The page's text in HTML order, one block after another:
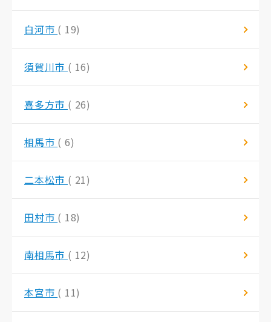
白河市 ( 19)
須賀川市 ( 16)
喜多方市 ( 26)
相馬市 ( 6)
二本松市 ( 21)
田村市 ( 18)
南相馬市 ( 12)
本宮市 ( 11)